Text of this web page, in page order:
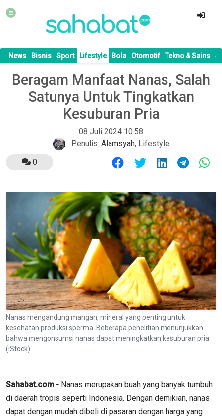
News Bisnis Sport Lifestyle Bola Otomotif Tekno & Sains
Beragam Manfaat Nanas, Salah
Satunya Untuk Tingkatkan
Kesuburan Pria
08 Juli 2024 10:58
Penulis: Alamsyah, Lifestyle
0
Nanas mengandung mangan, mineral yang penting untuk
kesehatan produksi sperma. Beberapa penelitian menunjukkan
bahwa mengonsumsi nanas dapat meningkatkan kesuburan pria.
(iStock)
Sahabat.com - Nanas merupakan buah yang banyak tumbuh
di daerah tropis seperti Indonesia. Dengan demikian, nanas
dapat dengan mudah dibeli di pasaran dengan harga yang